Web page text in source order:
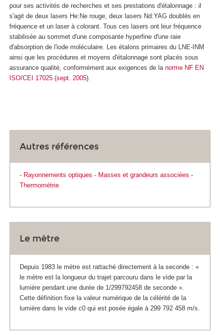
pour ses activités de recherches et ses prestations d'étalonnage : il
s'agit de deux lasers He:Ne rouge, deux lasers Nd:YAG doublés en
fréquence et un laser à colorant. Tous ces lasers ont leur fréquence
stabilisée au sommet d'une composante hyperfine d'une raie
d'absorption de l'iode moléculaire. Les étalons primaires du LNE-INM
ainsi que les procédures et moyens d'étalonnage sont placés sous
assurance qualité, conformément aux exigences de la norme NF EN
ISO/CEI 17025 (sept. 2005).
Autres références
- Rayonnements optiques - Masses et grandeurs associées -
Thermométrie
Le mètre
Depuis 1983 le mètre est rattaché directement à la seconde : «
le mètre est la longueur du trajet parcouru dans le vide par la
lumière pendant une durée de 1/299792458 de seconde ».
Cette définition fixe la valeur numérique de la célérité de la
lumière dans le vide c0 qui est posée égale à 299 792 458 m/s.